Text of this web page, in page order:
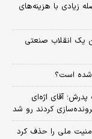
زیادی با هزینه‌های
یک انقلاب صنعتی
است؟
آقای اژه‌ای
کردند رو شد
ملی را حذف کرد